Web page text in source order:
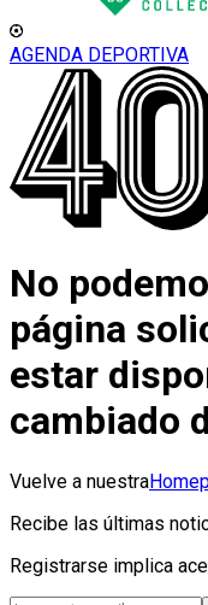
AGENDA DEPORTIVA
No
página
estar
cambiado
Vuelve a nuestra
Recibe las últimas
Registrarse implica